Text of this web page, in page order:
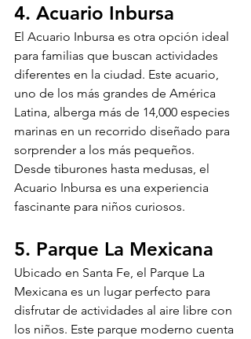
4. Acuario Inbursa
El Acuario Inbursa es otra opción ideal
para familias que buscan actividades
diferentes en la ciudad. Este acuario,
uno de los más grandes de América
Latina, alberga más de 14,000 especies
marinas en un recorrido diseñado para
sorprender a los más pequeños.
Desde tiburones hasta medusas, el
Acuario Inbursa es una experiencia
fascinante para niños curiosos.
5. Parque La Mexicana
Ubicado en Santa Fe, el Parque La
Mexicana es un lugar perfecto para
disfrutar de actividades al aire libre con
los niños. Este parque moderno cuenta